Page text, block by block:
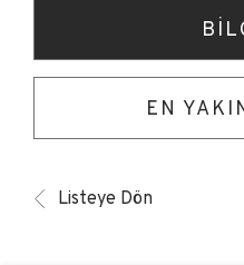
EN
Listeye Dön